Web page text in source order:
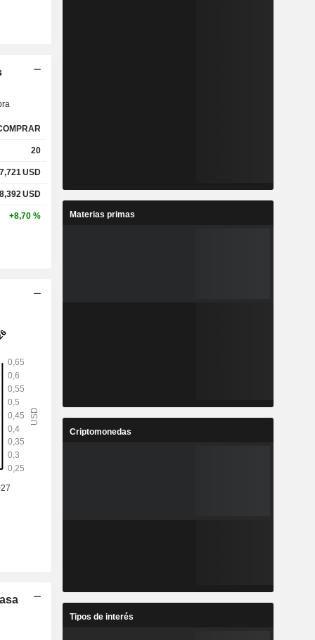
20
7,721USD
8,392USD
+8,70 % Materias primas
Criptomonedas
Tipos de interés